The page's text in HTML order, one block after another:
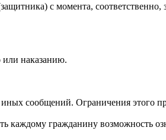
с момента, соответственно,
наказанию.
сообщений. Ограничения этого
каждому гражданину возможность